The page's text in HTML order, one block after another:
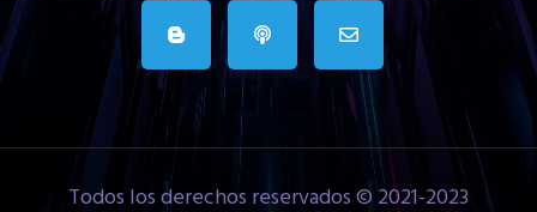
Todos los derechos reservados © 2021-2023